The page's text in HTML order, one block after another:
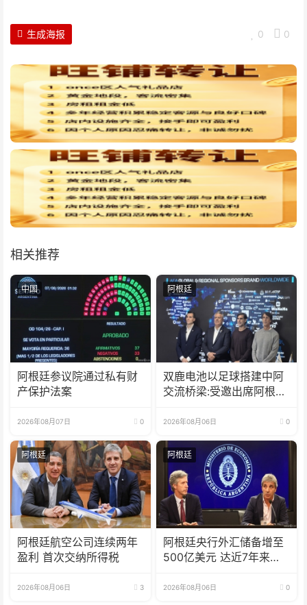
0 0
生成海报
相关推荐
中国
阿根廷参议院通过私有财
产保护法案
2026年08月07日 0
阿根廷
双鹿电池以足球搭建中阿
交流桥梁:受邀出席阿根廷
2026年08月06日 0
阿根廷
阿根廷航空公司连续两年
盈利 首次交纳所得税
2026年08月06日 3
阿根廷
阿根廷央行外汇储备增至
500亿美元 达近7年来最
2026年08月06日 0